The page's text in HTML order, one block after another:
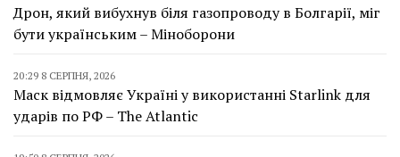
Дрон, який вибухнув біля газопроводу в Болгарії, міг
бути українським – Міноборони
20:29 8 СЕРПНЯ, 2026
Маск відмовляє Україні у використанні Starlink для
ударів по РФ – The Atlantic